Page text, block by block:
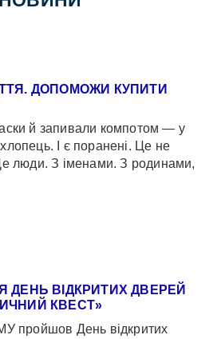
ДОПОМОЖИ КУПИТИ
й запивали компотом — у
І є поранені. Це не
люди. З іменами. З родинами,
ДЕНЬ ВІДКРИТИХ ДВЕРЕЙ
КВЕСТ»
пройшов День відкритих